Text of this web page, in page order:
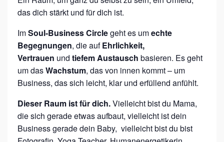
N
E
S
S
“
das dich stärkt und für dich ist.
ImSoul-Business Circlegeht es umechte
Begegnungen, die aufEhrlichkeit,
Vertrauen und tiefem Austausch basieren. Es geht
um dasWachstum, das von innen kommt – um
Business, das sich leicht, klar und erfüllend anfühlt.
Dieser Raum ist für dich.Vielleicht bist du Mama,
die sich gerade etwas aufbaut, vielleicht ist dein
Business gerade dein Baby, vielleicht bist du bist